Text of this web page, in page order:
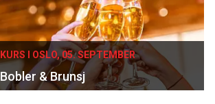
KURS I OSLO, 05. SEPTEMBER
Bobler & Brunsj